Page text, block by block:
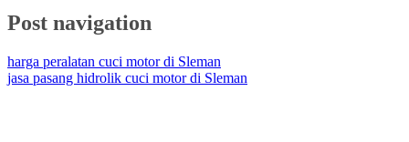
Post navigation
harga peralatan cuci motor di Sleman
jasa pasang hidrolik cuci motor di Sleman